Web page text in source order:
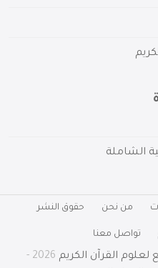
الشاملة
من نحن حقوق النشر
تواصل معنا
لعلوم القرآن الكريم
2026 -